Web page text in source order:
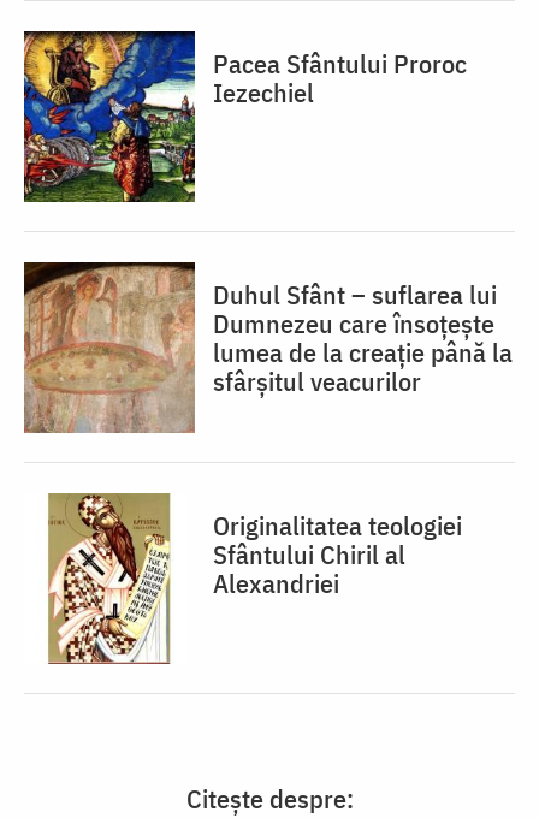
Pacea Sfântului Proroc
Iezechiel
Duhul Sfânt – suflarea lui
Dumnezeu care însoțește
lumea de la creație până la
sfârșitul veacurilor
Originalitatea teologiei
Sfântului Chiril al
Alexandriei
Citește despre: